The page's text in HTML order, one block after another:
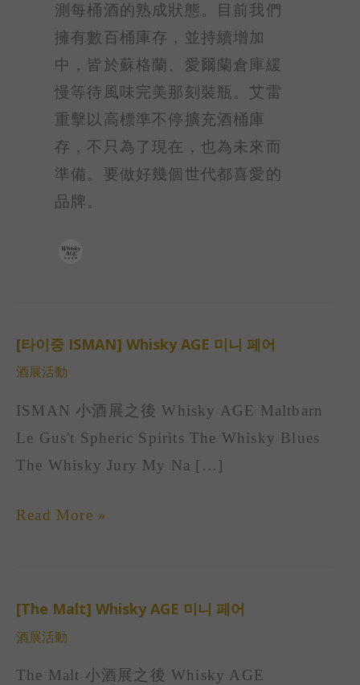
測每桶酒的熟成狀態。目前我們
擁有數百桶庫存，並持續增加
中，皆於蘇格蘭、愛爾蘭倉庫緩
慢等待風味完美那刻裝瓶。艾雷
重擊以高標準不停擴充酒桶庫
存，不只為了現在，也為未來而
準備。要做好幾個世代都喜愛的
品牌。
[타이중 ISMAN] Whisky AGE 미니 페어
酒展活動
ISMAN 小酒展之後 Whisky AGE Maltbarn
Le Gus't Spheric Spirits The Whisky Blues
The Whisky Jury My Na […]
[타
이
중
ISMAN]
Whisky
미
Read More »
[The Malt] Whisky AGE 미니 페어
酒展活動
The Malt 小酒展之後 Whisky AGE
[The
Malt]
Whisky